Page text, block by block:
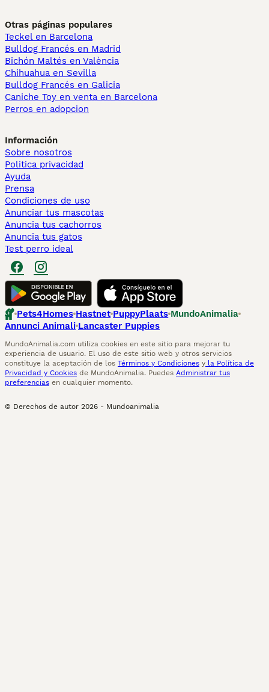
Otras páginas populares
Teckel en Barcelona
Bulldog Francés en Madrid
Bichón Maltés en València
Chihuahua en Sevilla
Bulldog Francés en Galicia
Caniche Toy en venta en Barcelona
Perros en adopcion
Información
Sobre nosotros
Politica privacidad
Ayuda
Prensa
Condiciones de uso
Anunciar tus mascotas
Anuncia tus cachorros
Anuncia tus gatos
Test perro ideal
Pets4Homes Hastnet PuppyPlaats MundoAnimalia
Annunci Animali Lancaster Puppies
MundoAnimalia.com utiliza cookies en este sitio para mejorar tu
experiencia de usuario. El uso de este sitio web y otros servicios
constituye la aceptación de los Términos y Condiciones y la Política de
Privacidad y Cookies de MundoAnimalia. Puedes Administrar tus
preferencias en cualquier momento.
© Derechos de autor 2026 - Mundoanimalia